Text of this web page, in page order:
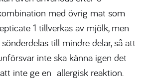
med övrig mat som
1 tillverkas av mjölk, men
till mindre delar, så att
inte ska känna igen det
inte ge en allergisk reaktion.